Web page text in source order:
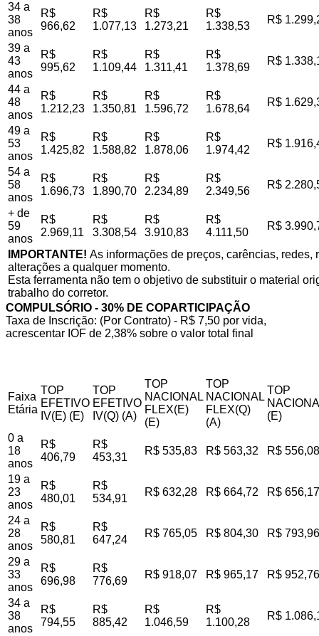
34 a
38
anos
R$
966,62
R$
1.077,13
R$
1.273,21
R$
1.338,53
R$
39 a
43
anos
R$
995,62
R$
1.109,44
R$
1.311,41
R$
1.378,69
R$
44 a
48
anos
R$
1.212,23
R$
1.350,81
R$
1.596,72
R$
1.678,64
R$
49 a
53
anos
R$
1.425,82
R$
1.588,82
R$
1.878,06
R$
1.974,42
R$
54 a
58
anos
R$
1.696,73
R$
1.890,70
R$
2.234,89
R$
2.349,56
R$
+ de
59
anos
R$
2.969,11
R$
3.308,54
R$
3.910,83
R$
4.111,50
R$
IMPORTANTE! As informações de preços, carências,
alterações a qualquer momento.
Esta ferramenta não tem o objetivo de substituir o material
trabalho do corretor.
COMPULSÓRIO - 30% DE COPARTICIPAÇÃO
Taxa de Inscrição: (Por Contrato) - R$ 7,50 por vida,
acrescentar IOF de 2,38% sobre o valor total final
Faixa
Etária
TOP
EFETIVO
IV(E) (E)
TOP
EFETIVO
IV(Q) (A)
TOP
NACIONAL
FLEX(E)
(E)
TOP
NACIONAL
FLEX(Q)
(A)
TOP
(E)
0 a
18
anos
R$
406,79
R$
453,31
R$ 535,83 R$ 563,32 R$ 556,08
19 a
23
anos
R$
480,01
R$
534,91
R$ 632,28 R$ 664,72 R$ 656,17
24 a
28
anos
R$
580,81
R$
647,24
R$ 765,05 R$ 804,30 R$ 793,96
29 a
33
anos
R$
696,98
R$
776,69
R$ 918,07 R$ 965,17 R$ 952,76
34 a
38
anos
R$
794,55
R$
885,42
R$
1.046,59
R$
1.100,28
R$